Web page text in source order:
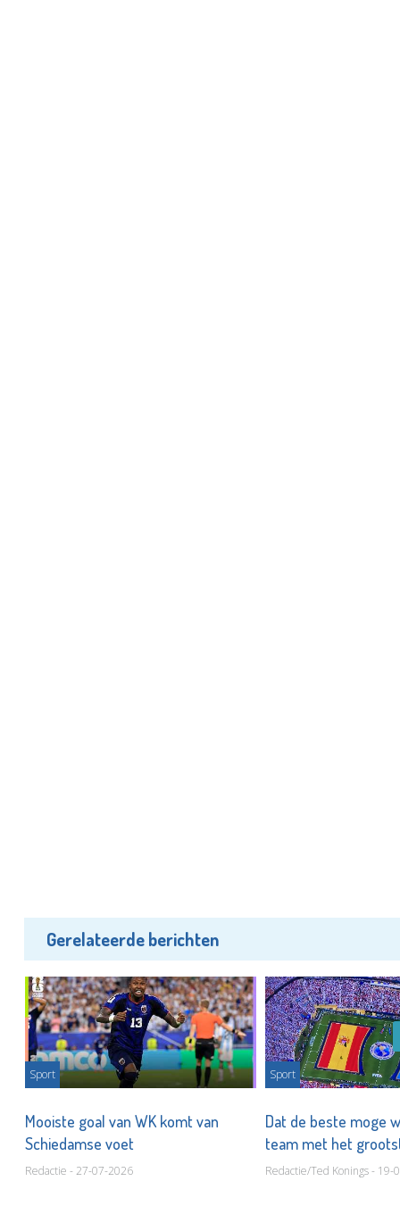
Gerelateerde berichten
Sport
Mooiste goal van WK komt van
Schiedamse voet
Redactie - 27-07-2026
Sport
Dat de beste moge
team met het
Redactie/Ted Konings - 19-